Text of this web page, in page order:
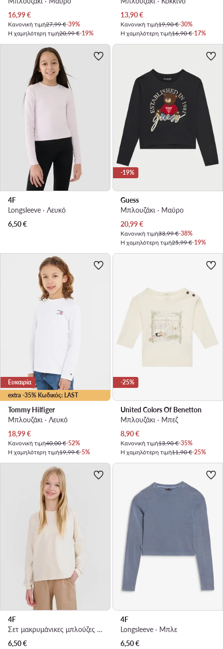
Τρέχουσα τιμή
16,99€
Κανονική τιμή27,99 €-39%
Η χαμηλότερη τιμή20,99 €-19%
Τρέχουσα τιμή
13,90€
Κανονική τιμή19,90 €-30%
Η χαμηλότερη τιμή16,90 €-17%
4F
Longsleeve · Λευκό
6,50€
-19%
Guess
Μπλουζάκι · Μαύρο
Τρέχουσα τιμή
20,99€
Κανονική τιμή33,99 €-38%
Η χαμηλότερη τιμή25,99 €-19%
extra -35% Κωδικός: LAST
Ευκαιρία
Tommy Hilfiger
Μπλουζάκι · Λευκό
Τρέχουσα τιμή
18,99€
Κανονική τιμή40,00 €-52%
Η χαμηλότερη τιμή19,99 €-5%
-25%
United Colors Of Benetton
Μπλουζάκι · Μπεζ
Τρέχουσα τιμή
8,90€
Κανονική τιμή13,90 €-35%
Η χαμηλότερη τιμή11,90 €-25%
4F
Σετ μακρυμάνικες μπλούζες · Λευκό
6,50€
4F
Longsleeve · Μπλε
6,50€